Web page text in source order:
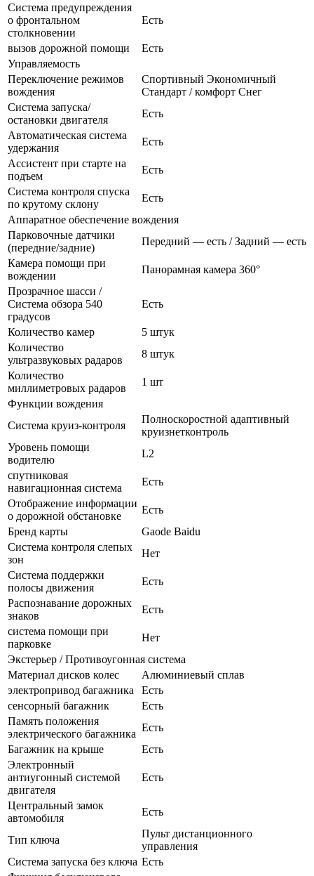
Система предупреждения
о фронтальном
столкновении
Есть
вызов дорожной помощи
Есть
Управляемость
Переключение режимов
вождения
Спортивный Экономичный
Стандарт / комфорт Снег
Система запуска/
остановки двигателя
Есть
Автоматическая система
удержания
Есть
Ассистент при старте на
подъем
Есть
Система контроля спуска
по крутому склону
Есть
Аппаратное обеспечение вождения
Парковочные датчики
(передние/задние)
Передний — есть / Задний — есть
Камера помощи при
вождении
Панорамная камера 360°
Прозрачное шасси /
Система обзора 540
градусов
Есть
Количество камер
5 штук
Количество
ультразвуковых радаров
8 штук
Количество
миллиметровых радаров
1 шт
Функции вождения
Система круиз-контроля
Полноскоростной адаптивный
круизнетконтроль
Уровень помощи
водителю
L2
спутниковая
навигационная система
Есть
Отображение информации
о дорожной обстановке
Есть
Бренд карты
Gaode Baidu
Система контроля слепых
зон
Нет
Система поддержки
полосы движения
Есть
Распознавание дорожных
знаков
Есть
система помощи при
парковке
Нет
Экстерьер / Противоугонная система
Материал дисков колес
Алюминиевый сплав
электропривод багажника
Есть
сенсорный багажник
Есть
Память положения
электрического багажника
Есть
Багажник на крыше
Есть
Электронный
антиугонный системой
двигателя
Есть
Центральный замок
автомобиля
Есть
Тип ключа
Пульт дистанционного
управления
Система запуска без ключа Есть